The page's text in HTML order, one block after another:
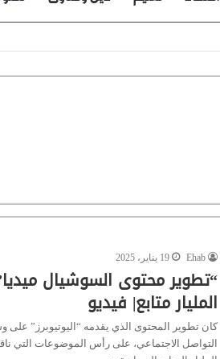
Ehab 19 يناير، 2025
“تطوير محتوى السوشيال
المليار متابع| فيديو
كان تطوير المحتوى الذي يقدمه “اليوتيوبرز” على
التواصل الاجتماعي، على رأس الموضوعات التي